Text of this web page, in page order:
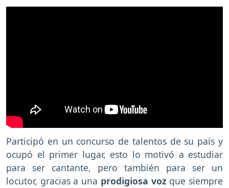
Participó en un concurso de talentos de su país y
ocupó el primer lugar, esto lo motivó a estudiar
para ser cantante, pero también para ser un
locutor, gracias a una prodigiosa voz que siempre